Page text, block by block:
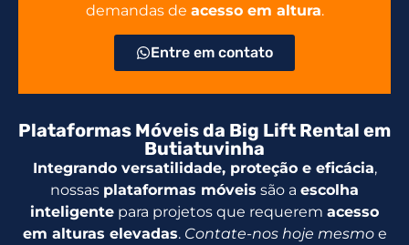
demandas de acesso em altura.
Entre em contato
Plataformas Móveis da Big Lift Rental em
Butiatuvinha
Integrando versatilidade, proteção e eficácia,
nossas plataformas móveis são a escolha
inteligente para projetos que requerem acesso
em alturas elevadas. Contate-nos hoje mesmoe